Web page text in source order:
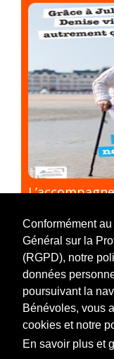
Conformément
Général sur la
(RGPD), notre
données
poursuivant la
Bénévoles, vous
cookies et notre
En savoir plus et
Nos